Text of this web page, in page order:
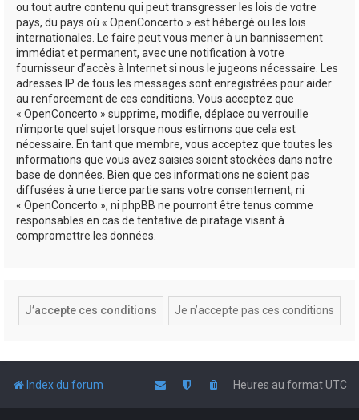
ou tout autre contenu qui peut transgresser les lois de votre
pays, du pays où « OpenConcerto » est hébergé ou les lois
internationales. Le faire peut vous mener à un bannissement
immédiat et permanent, avec une notification à votre
fournisseur d’accès à Internet si nous le jugeons nécessaire. Les
adresses IP de tous les messages sont enregistrées pour aider
au renforcement de ces conditions. Vous acceptez que
« OpenConcerto » supprime, modifie, déplace ou verrouille
n’importe quel sujet lorsque nous estimons que cela est
nécessaire. En tant que membre, vous acceptez que toutes les
informations que vous avez saisies soient stockées dans notre
base de données. Bien que ces informations ne soient pas
diffusées à une tierce partie sans votre consentement, ni
« OpenConcerto », ni phpBB ne pourront être tenus comme
responsables en cas de tentative de piratage visant à
compromettre les données.
Index du forum Heures au formatUTC